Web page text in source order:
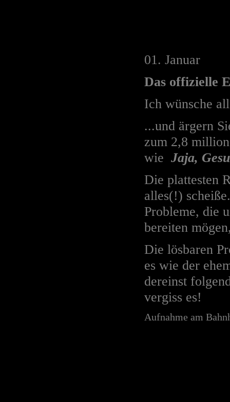
01. Januar
Das offizielle
Ich wünsche
...und ärgern
zum 2,8
wie Jaja,
Die plattesten
alles(!)
Probleme, die
bereiten
Die lösbaren
es wie der
dereinst
vergiss es!
Aufnahme am